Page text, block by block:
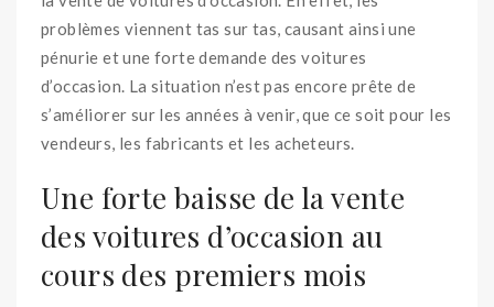
problèmes viennent tas sur tas, causant ainsi une
pénurie et une forte demande des voitures
d’occasion. La situation n’est pas encore prête de
s’améliorer sur les années à venir, que ce soit pour les
vendeurs, les fabricants et les acheteurs.
Une forte baisse de la vente
des voitures d’occasion au
cours des premiers mois